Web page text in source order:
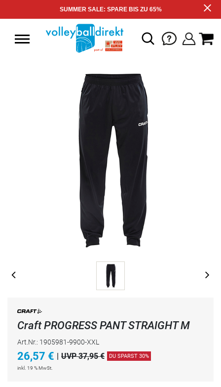
SUMMER SALE: SPARE BIS ZU 65%
Craft PROGRESS PANT STRAIGHT M
Art.Nr.: 1905981-9900-XXL
26,57 € | UVP 37,95 € DU SPARST 30%
inkl. 19 % MwSt.